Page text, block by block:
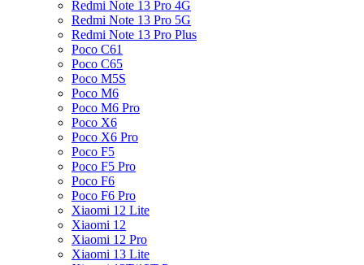
Redmi Note 13 Pro 4G
Redmi Note 13 Pro 5G
Redmi Note 13 Pro Plus
Poco C61
Poco C65
Poco M5S
Poco M6
Poco M6 Pro
Poco X6
Poco X6 Pro
Poco F5
Poco F5 Pro
Poco F6
Poco F6 Pro
Xiaomi 12 Lite
Xiaomi 12
Xiaomi 12 Pro
Xiaomi 13 Lite